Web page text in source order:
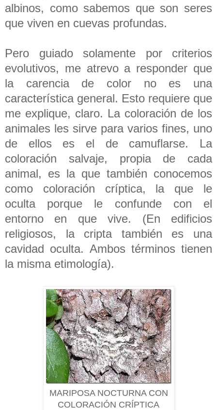
albinos, como sabemos que son seres
que viven en cuevas profundas.
Pero guiado solamente por criterios
evolutivos, me atrevo a responder que
la carencia de color no es una
característica general. Esto requiere que
me explique, claro. La coloración de los
animales les sirve para varios fines, uno
de ellos es el de camuflarse. La
coloración salvaje, propia de cada
animal, es la que también conocemos
como coloración críptica, la que le
oculta porque le confunde con el
entorno en que vive. (En edificios
religiosos, la cripta también es una
cavidad oculta. Ambos términos tienen
la misma etimología).
MARIPOSA NOCTURNA CON
COLORACIÓN CRÍPTICA